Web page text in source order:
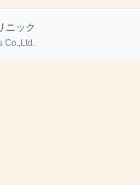
ニック
Co.,Ltd.